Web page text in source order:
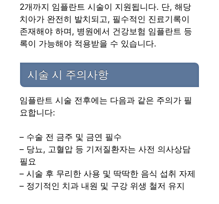
2개까지 임플란트 시술이 지원됩니다. 단, 해당
치아가 완전히 발치되고, 필수적인 진료기록이
존재해야 하며, 병원에서 건강보험 임플란트 등
록이 가능해야 적용받을 수 있습니다.
시술 시 주의사항
임플란트 시술 전후에는 다음과 같은 주의가 필
요합니다:
– 수술 전 금주 및 금연 필수
– 당뇨, 고혈압 등 기저질환자는 사전 의사상담
필요
– 시술 후 무리한 사용 및 딱딱한 음식 섭취 자제
– 정기적인 치과 내원 및 구강 위생 철저 유지